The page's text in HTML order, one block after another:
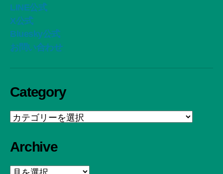
LINE公式
X公式
Bluesky公式
お問い合わせ
Category
Category
Archive
Archive